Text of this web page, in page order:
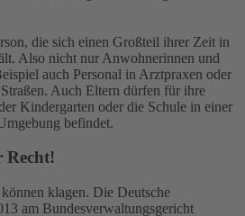
die sich einen Großteil ihrer Zeit in
Also nicht nur Anwohnerinnen und
auch Personal in Arztpraxen oder
Auch Eltern dürfen für ihre
Kindergarten oder die Schule in einer
befindet.
klagen. Die Deutsche
am Bundesverwaltungsgericht